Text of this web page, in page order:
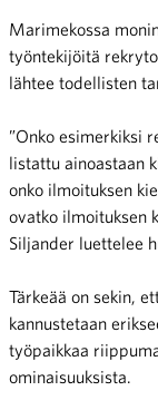
Marimekossa
työntekijöitä
lähtee todellisten
”Onko esimerkiksi
listattu ainoastaan
onko ilmoituksen
ovatko ilmoituksen
Siljander luettelee
Tärkeää on sekin,
kannustetaan
työpaikkaa
ominaisuuksista.